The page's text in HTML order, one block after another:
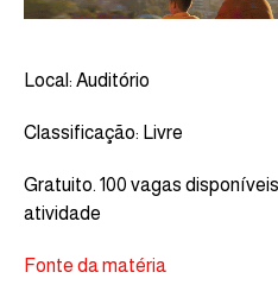
Local: Auditório
Classificação: Livre
Gratuito. 100 vagas
atividade
Fonte da matéria